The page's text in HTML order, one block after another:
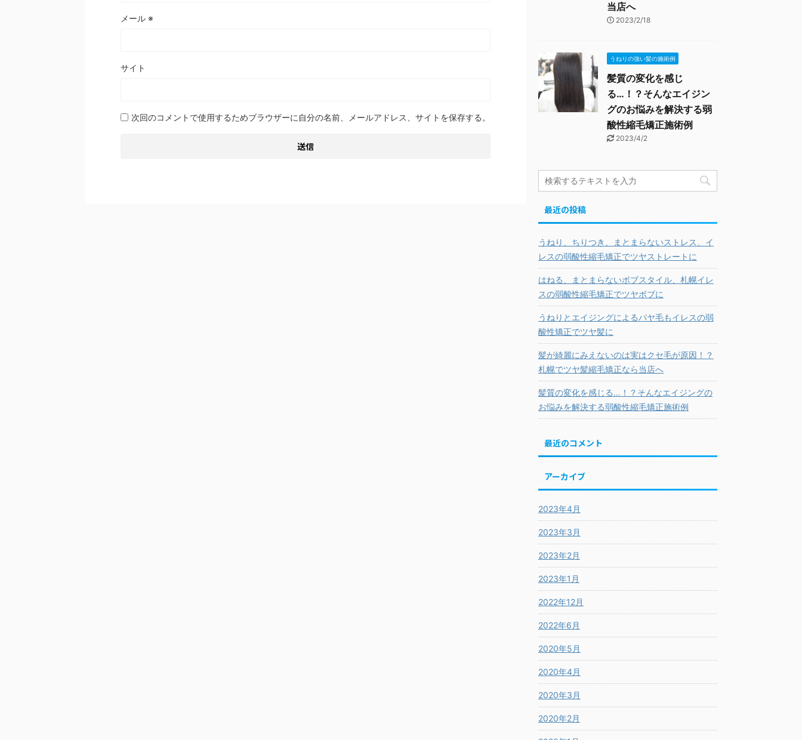
メール ※
サイト
次回のコメントで使用するためブラウザーに自分の名前、メールアドレス、サイトを保存する。
当店へ
2023/2/18
うねりの強い髪の施術例
髪質の変化を感じ
る…！？そんなエイジン
グのお悩みを解決する弱
酸性縮毛矯正施術例
2023/4/2
最近の投稿
うねり、ちりつき、まとまらないストレス、イ
レスの弱酸性縮毛矯正でツヤストレートに
はねる、まとまらないボブスタイル、札幌イレ
スの弱酸性縮毛矯正でツヤボブに
うねりとエイジングによるパヤ毛もイレスの弱
酸性矯正でツヤ髪に
髪が綺麗にみえないのは実はクセ毛が原因！？
札幌でツヤ髪縮毛矯正なら当店へ
髪質の変化を感じる…！？そんなエイジングの
お悩みを解決する弱酸性縮毛矯正施術例
最近のコメント
アーカイブ
2023年4月
2023年3月
2023年2月
2023年1月
2022年12月
2022年6月
2020年5月
2020年4月
2020年3月
2020年2月